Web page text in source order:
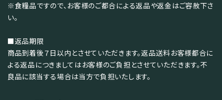
※食糧品ですので、お客様のご都合による返品や返金はご容赦下さ
い。
■返品期限
商品到着後７日以内とさせていただきます。返品送料お客様都合に
よる返品につきましてはお客様のご負担とさせていただきます。不
良品に該当する場合は当方で負担いたします。